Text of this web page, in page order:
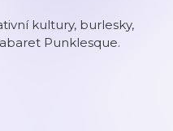
kultury, burlesky,
Punklesque.